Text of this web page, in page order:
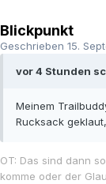
Blickpunkt
Geschrieben 15.
vor 4 Stunden
Meinem
Rucksack
OT: Das sind dann
komme oder der